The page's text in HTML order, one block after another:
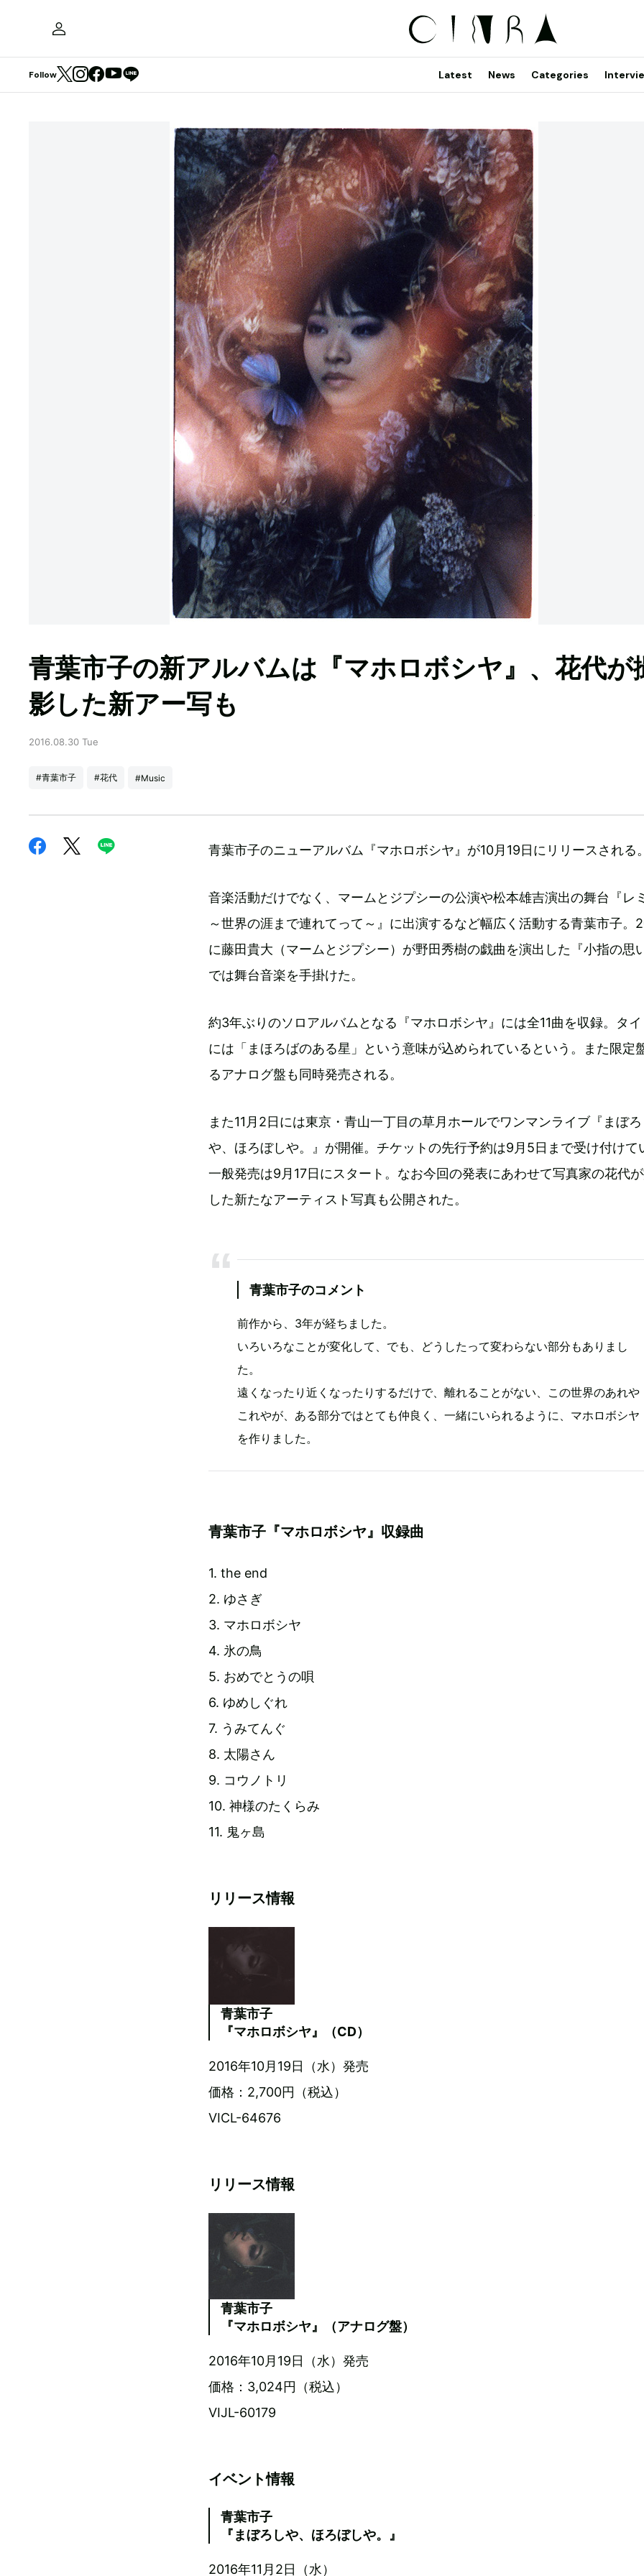
Follow Latest News Categories
青葉市子の新アルバムは『マホロボシヤ』、花代が
影した新アー写も
2016.08.30 Tue
#青葉市子 #花代 #Music
青葉市子のニューアルバム『マホロボシヤ』が10月19日にリリースされる。
音楽活動だけでなく、マームとジプシーの公演や松本雄吉演出の舞台『レ
～世界の涯まで連れてって～』に出演するなど幅広く活動する青葉市子。
に藤田貴大（マームとジプシー）が野田秀樹の戯曲を演出した『小指の思
では舞台音楽を手掛けた。
約3年ぶりのソロアルバムとなる『マホロボシヤ』には全11曲を収録。タ
には「まほろばのある星」という意味が込められているという。また限定
るアナログ盤も同時発売される。
また11月2日には東京・青山一丁目の草月ホールでワンマンライブ『まぼろ
や、ほろぼしや。』が開催。チケットの先行予約は9月5日まで受け付けて
一般発売は9月17日にスタート。なお今回の発表にあわせて写真家の花代
した新たなアーティスト写真も公開された。
青葉市子のコメント
前作から、3年が経ちました。
いろいろなことが変化して、でも、どうしたって変わらない部分もありまし
た。
遠くなったり近くなったりするだけで、離れることがない、この世界のあれや
これやが、ある部分ではとても仲良く、一緒にいられるように、マホロボシヤ
を作りました。
青葉市子『マホロボシヤ』収録曲
1. the end
2. ゆさぎ
3. マホロボシヤ
4. 氷の鳥
5. おめでとうの唄
6. ゆめしぐれ
7. うみてんぐ
8. 太陽さん
9. コウノトリ
10. 神様のたくらみ
11. 鬼ヶ島
リリース情報
青葉市子
『マホロボシヤ』（CD）
2016年10月19日（水）発売
価格：2,700円（税込）
VICL-64676
リリース情報
青葉市子
『マホロボシヤ』（アナログ盤）
2016年10月19日（水）発売
価格：3,024円（税込）
VIJL-60179
イベント情報
青葉市子
『まぼろしや、ほろぼしや。』
2016年11月2日（水）